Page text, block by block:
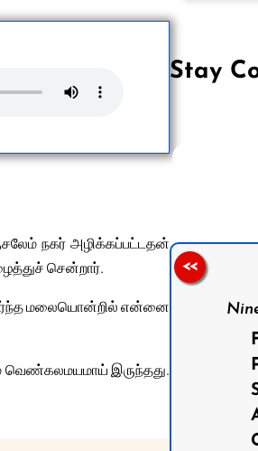
நகர் அழிக்கப்பட்டதன்
சென்றார்.
மலையொன்றில் என்னை
இருந்தது.
Stay
Follow us on Facebook
<<